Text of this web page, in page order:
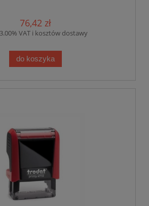
76,42 zł
VAT i kosztów dostawy
do koszyka